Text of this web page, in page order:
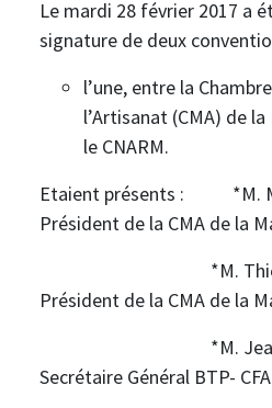
Le mardi 28 février 2017 a
signature de deux
l’une, entre la
l’Artisanat (CMA) de
le CNARM.
Etaient présents : *M.
Président de la CMA de la
*M. Thiery
Président de la CMA de la
*M. Jean-
Secrétaire Général BTP-